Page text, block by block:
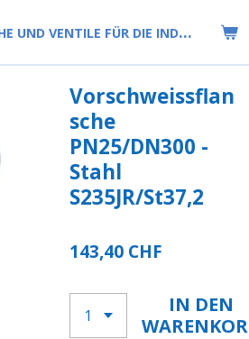
F
LANSCHE UND VENTILE FÜR DIE INDUSTRIE
Vorschweissflan
sche
PN25/DN300 -
Stahl
S235JR/St37,2
143,40 CHF
IN DEN